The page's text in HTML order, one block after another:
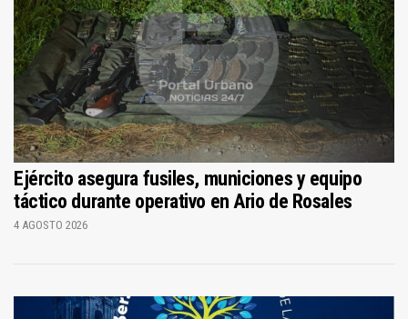
Ejército asegura fusiles, municiones y equipo
táctico durante operativo en Ario de Rosales
4 AGOSTO 2026